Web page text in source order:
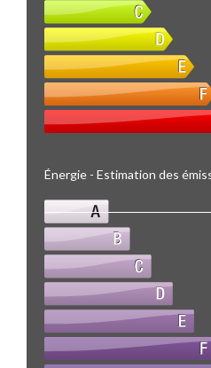
Énergie - Estimation des